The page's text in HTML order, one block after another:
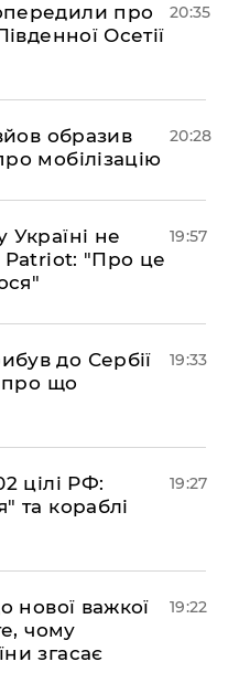
про
Осетії
20:35
образив
мобілізацію
20:28
не
Patriot: "Про це
19:57
до Сербії
про що
19:33
цілі РФ:
та кораблі
19:27
нової важкої
чому
згасає
19:22